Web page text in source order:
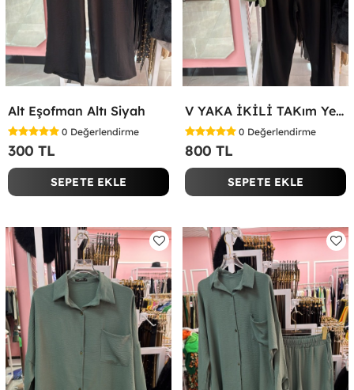
Alt Eşofman Altı Siyah
0 Değerlendirme
300 TL
SEPETE EKLE
V YAKA İKİLİ TAKım Yeşil
0 Değerlendirme
800 TL
SEPETE EKLE